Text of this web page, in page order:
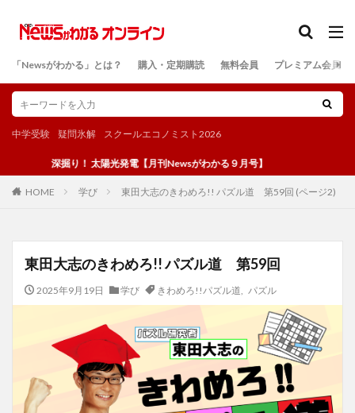
「Newsがわかる」とは？ 購入・定期購読 無料会員 プレミアム会員
中学受験 疑問氷解 スクールエコノミスト2026
深掘り！ 太陽光発電【月刊Newsがわかる９月号】
HOME 学び 東田大志のきわめろ!! パズル道 第59回 (ページ2)
東田大志のきわめろ!! パズル道 第59回
2025年9月19日 学び きわめろ!!パズル道 パズル
検索